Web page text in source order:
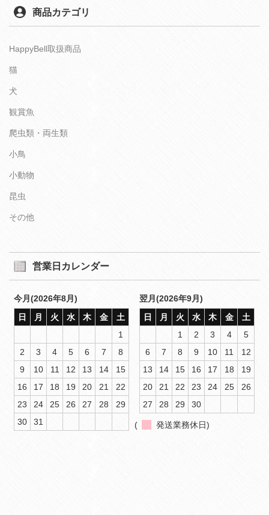
商品カテゴリ
HappyBell取扱商品
猫
犬
観賞魚
爬虫類・両生類
小鳥
小動物
昆虫
その他
営業日カレンダー
今月(2026年8月)
日
月 火 水 木 金
土
1
2
3 4 5 6 7
8
9
10 11 12 13 14
15
16
17 18 19 20 21
22
23
24 25 26 27 28
29
30
31
翌月(2026年9月)
日
月 火 水 木 金
土
1
2 3 4
5
6
7 8 9 10 11
12
13
14 15 16 17 18
19
20
21 22 23 24 25
26
27
28 29 30
( 発送業務休日)